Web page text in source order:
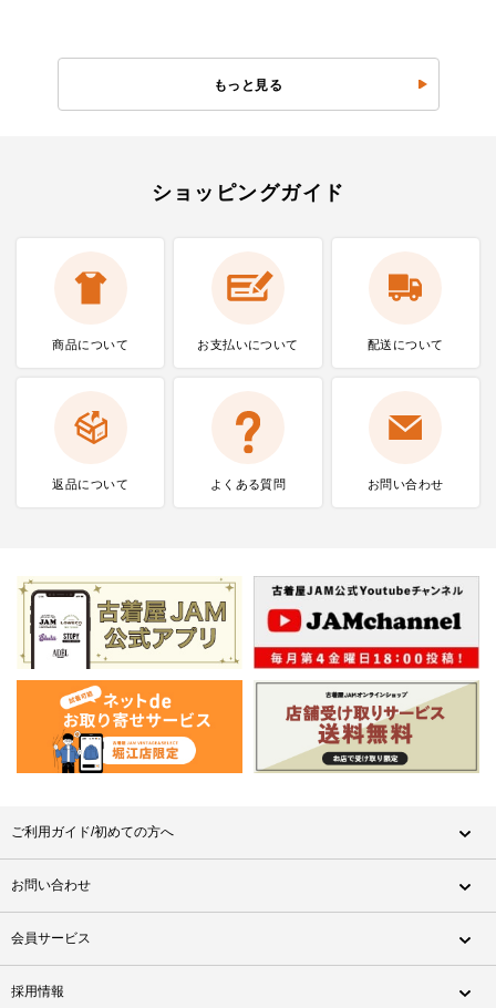
もっと見る
ショッピングガイド
商品について お支払いについて 配送について
返品について よくある質問 お問い合わせ
ご利用ガイド/初めての方へ
お問い合わせ
会員サービス
採用情報